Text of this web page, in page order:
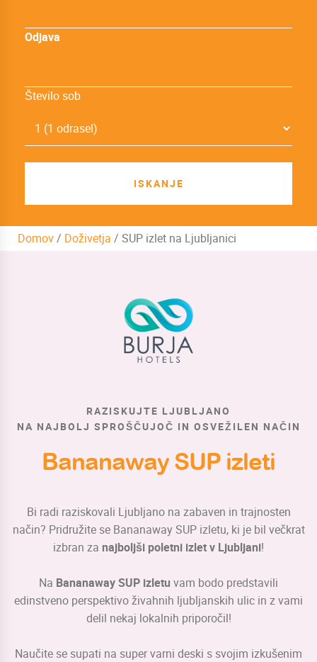
Odjava
Število sob
Domov/ Doživetja / SUP izlet na Ljubljanici
RAZISKUJTE LJUBLJANO
NA NAJBOLJ SPROŠČUJOČ IN OSVEŽILEN NAČIN
Bananaway SUP izleti
Bi radi raziskovali Ljubljano na zabaven in trajnosten
način? Pridružite se Bananaway SUP izletu, ki je bil večkrat
izbran za najboljši poletni izlet v Ljubljani!
Na Bananaway SUP izletu vam bodo predstavili
edinstveno perspektivo živahnih ljubljanskih ulic in z vami
delil nekaj lokalnih priporočil!
Naučite se supati na super varni deski s svojim izkušenim